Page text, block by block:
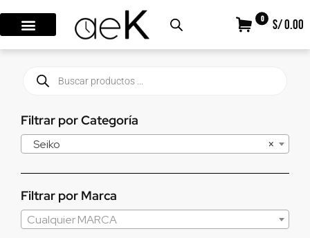
0 S/ 0.00
Filtrar por Categoría
×
Seiko
Filtrar por Marca
Cualquier MARCA